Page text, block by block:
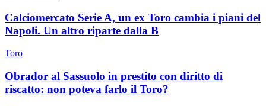
Calciomercato Serie A, un ex Toro cambia i piani del
Napoli. Un altro riparte dalla B
Toro
Obrador al Sassuolo in prestito con diritto di
riscatto: non poteva farlo il Toro?